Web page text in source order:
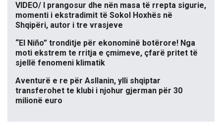
VIDEO/ I prangosur dhe nën masa të rrepta sigurie,
momenti i ekstradimit të Sokol Hoxhës në
Shqipëri, autor i tre vrasjeve
“El Niño” tronditje për ekonominë botërore! Nga
moti ekstrem te rritja e çmimeve, çfarë pritet të
sjellë fenomeni klimatik
Aventurë e re për Asllanin, ylli shqiptar
transferohet te klubi i njohur gjerman për 30
milionë euro